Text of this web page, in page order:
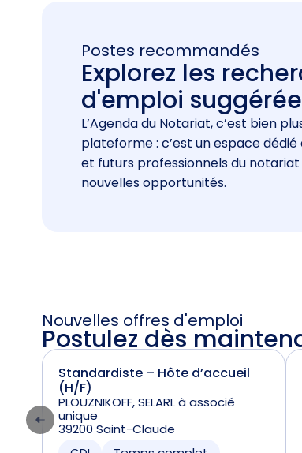
Postes recommandés
Explorez les
d'emploi
L’Agenda du Notariat, c’est bien
plateforme : c’est un espace
et futurs professionnels du
nouvelles opportunités.
Nouvelles offres d'emploi
Postulez dès
Standardiste – Hôte d’accueil
(H/F)
PLOUZNIKOFF, SELARL à associé
unique
39200 Saint-Claude